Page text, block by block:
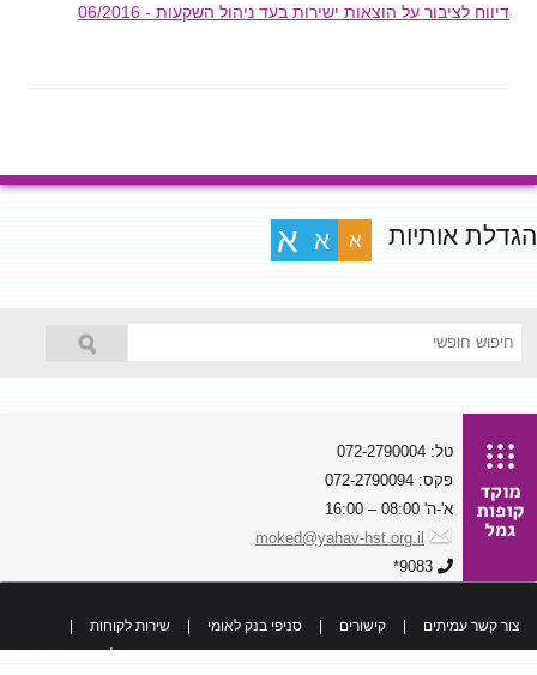
דיווח לציבור על הוצאות ישירות בעד ניהול השקעות - 06/2016
הגדלת אותיות א א א
טל: 072-2790004
פקס: 072-2790094
א'-ה' 08:00 – 16:00
moked@yahav-hst.org.il
9083*
צור קשר עמיתים קישורים סניפי בנק לאומי שירות לקוחות
כל הזכויות שמורות